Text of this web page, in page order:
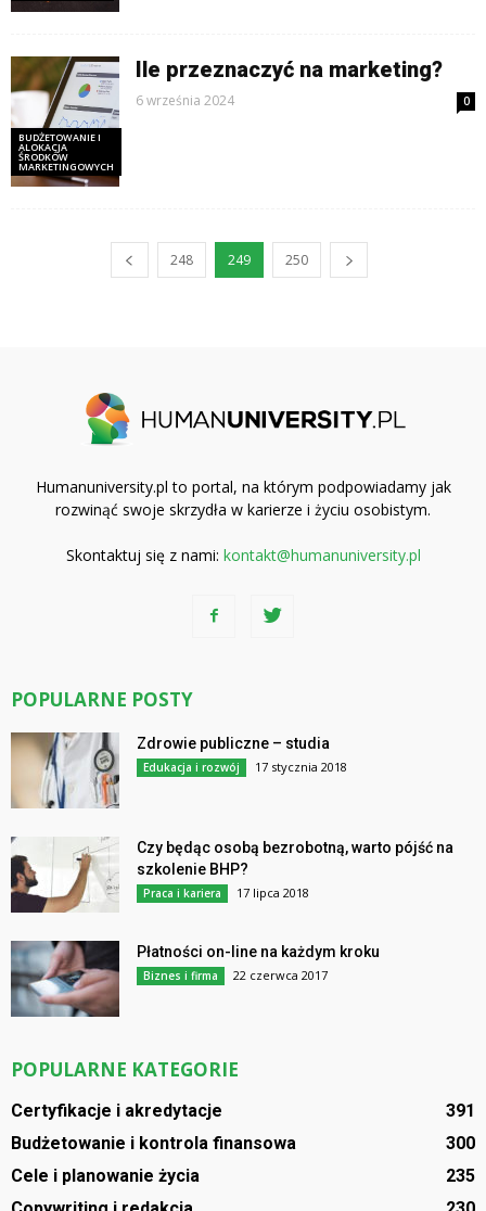
BUDŻETOWANIE I
ALOKACJA
ŚRODKÓW
MARKETINGOWYCH
Ile przeznaczyć na marketing?
6 września 2024 0
248 249 250
Humanuniversity.pl to portal, na którym podpowiadamy jak
rozwinąć swoje skrzydła w karierze i życiu osobistym.
Skontaktuj się z nami: kontakt@humanuniversity.pl
POPULARNE POSTY
Zdrowie publiczne – studia
Edukacja i rozwój 17 stycznia 2018
Czy będąc osobą bezrobotną, warto pójść na
szkolenie BHP?
Praca i kariera 17 lipca 2018
Płatności on-line na każdym kroku
Biznes i firma 22 czerwca 2017
POPULARNE KATEGORIE
Certyfikacje i akredytacje
391
Budżetowanie i kontrola finansowa
300
Cele i planowanie życia
235